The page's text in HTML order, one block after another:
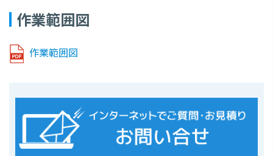
作業範囲図
作業範囲図